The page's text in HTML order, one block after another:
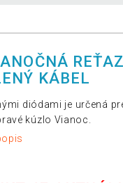
KÁBEL
diódami je určená
kúzlo Vianoc.